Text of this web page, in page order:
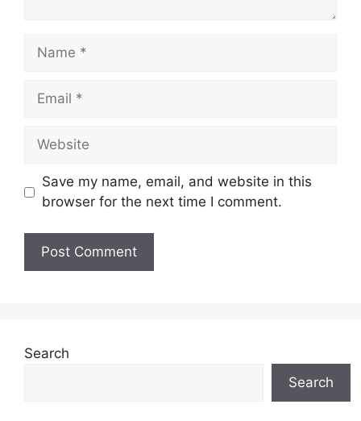
Name
Email
Website
Save my name, email, and website in this
browser for the next time I comment.
Search
Search